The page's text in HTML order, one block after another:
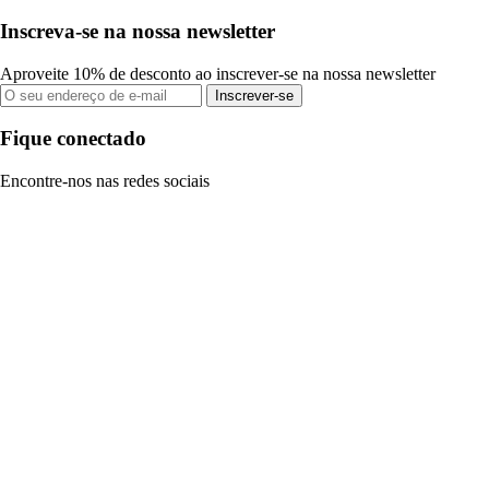
Inscreva-se na nossa newsletter
Aproveite 10% de desconto ao inscrever-se na nossa newsletter
Inscrever-se
Fique conectado
Encontre-nos nas redes sociais